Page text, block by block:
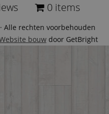
0 items
Alle rechten voorbehouden
bouwdoor GetBright